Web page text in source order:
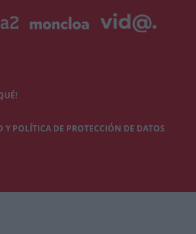
Y POLÍTICA DE PROTECCIÓN DE DATOS